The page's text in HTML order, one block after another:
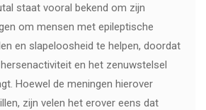
staat vooral bekend om zijn
om mensen met epileptische
en slapeloosheid te helpen, doordat
en het zenuwstelsel
Hoewel de meningen hierover
zijn velen het erover eens dat